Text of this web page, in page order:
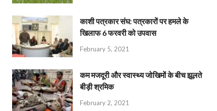
काशी पत्रकार संघ: पत्रकारों पर हमले के
खिलाफ 6 फरवरी को उपवास
February 5, 2021
कम मजदूरी और स्वास्थ्य जोखिमों के बीच झूलते
बीड़ी श्रमिक
February 2, 2021